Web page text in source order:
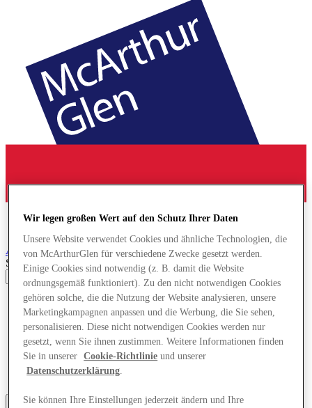
AshfordDesigner Outlet
Search input
Geschäfte
Angebote
Planen Sie Ihren Besuch
Was läuft
Essen & Trinken
Geschenkkarten
Dienstleistungen
Wir legen großen Wert auf den Schutz Ihrer Daten
Unsere Website verwendet Cookies und ähnliche Technologien, die
von McArthurGlen für verschiedene Zwecke gesetzt werden.
Einige Cookies sind notwendig (z. B. damit die Website
ordnungsgemäß funktioniert). Zu den nicht notwendigen Cookies
gehören solche, die die Nutzung der Website analysieren, unsere
Marketingkampagnen anpassen und die Werbung, die Sie sehen,
personalisieren. Diese nicht notwendigen Cookies werden nur
gesetzt, wenn Sie ihnen zustimmen. Weitere Informationen finden
Sie in unserer
Cookie-Richtlinie und unserer
Datenschutzerklärung
Sie können Ihre Einstellungen jederzeit ändern und Ihre